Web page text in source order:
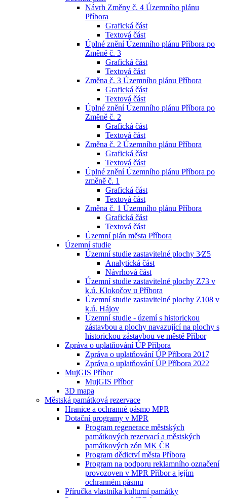
Návrh Změny č. 4 Územního plánu
Příbora
Grafická část
Textová část
Úplné znění Územního plánu Příbora po
Změně č. 3
Grafická část
Textová část
Změna č. 3 Územního plánu Příbora
Grafická část
Textová část
Úplné znění Územního plánu Příbora po
Změně č. 2
Grafická část
Textová část
Změna č. 2 Územního plánu Příbora
Grafická část
Textová část
Úplné znění Územního plánu Příbora po
změně č. 1
Grafická část
Textová část
Změna č. 1 Územního plánu Příbora
Grafická část
Textová část
Územní plán města Příbora
Územní studie
Územní studie zastavitelné plochy 3⁄Z5
Analytická část
Návrhová část
Územní studie zastavitelné plochy Z73 v
k.ú. Klokočov u Příbora
Územní studie zastavitelné plochy Z108 v
k.ú. Hájov
Územní studie - území s historickou
zástavbou a plochy navazující na plochy s
historickou zástavbou ve městě Příbor
Zpráva o uplatňování ÚP Příbora
Zpráva o uplatňování ÚP Příbora 2017
Zpráva o uplatňování ÚP Příbora 2022
MujGIS Příbor
MujGIS Příbor
3D mapa
Městská památková rezervace
Hranice a ochranné pásmo MPR
Dotační programy v MPR
Program regenerace městských
památkových rezervací a městských
památkových zón MK ČR
Program dědictví města Příbora
Program na podporu reklamního označení
provozoven v MPR Příbor a jejím
ochranném pásmu
Příručka vlastníka kulturní památky